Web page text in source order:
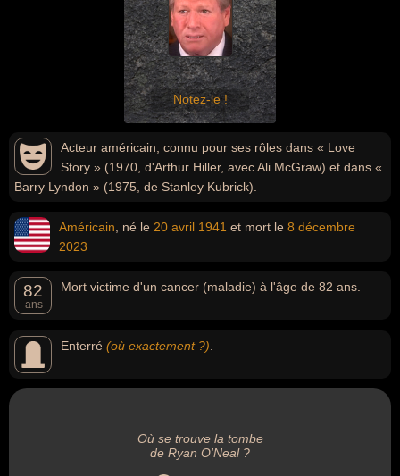
Notez-le !
Acteur américain, connu pour ses rôles dans « Love
Story » (1970, d'Arthur Hiller, avec Ali McGraw) et dans «
Barry Lyndon » (1975, de Stanley Kubrick).
Américain , né le 20 avril 1941 et mort le 8 décembre
2023
82
ans
Mort victime d'un cancer (maladie) à l'âge de 82 ans.
Enterré (où exactement ?)
Où se trouve la tombe
de Ryan O'Neal ?